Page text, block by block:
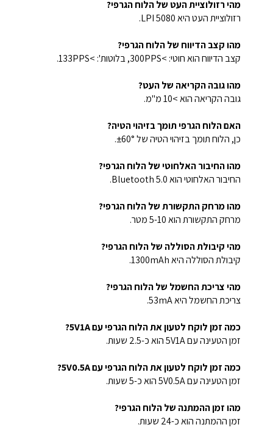
מהי רזולוציית העט של הלוח הגרפי?
רזולוציית העט היא 5080 LPI.
מהו קצב הדיווח של הלוח הגרפי?
קצב הדיווח הוא חוטי: >300PPS, בלוטות': >133PPS.
מהו גובה הקריאה של העט?
גובה הקריאה הוא >10 מ"מ.
האם הלוח הגרפי תומך בזיהוי הטיה?
כן, הלוח תומך בזיהוי הטיה של ±60°.
מהו החיבור האלחוטי של הלוח הגרפי?
החיבור האלחוטי הוא Bluetooth 5.0.
מהו מרחק התקשורת של הלוח הגרפי?
מרחק התקשורת הוא 5-10 מטר.
מהי קיבולת הסוללה של הלוח הגרפי?
קיבולת הסוללה היא 1300mAh.
מהי צריכת החשמל של הלוח הגרפי?
צריכת החשמל היא 53mA.
כמה זמן לוקח לטעון את הלוח הגרפי עם 5V1A?
זמן הטעינה עם 5V1A הוא כ-2.5 שעות.
כמה זמן לוקח לטעון את הלוח הגרפי עם 5V0.5A?
זמן הטעינה עם 5V0.5A הוא כ-5 שעות.
מהו זמן ההמתנה של הלוח הגרפי?
זמן ההמתנה הוא כ-24 שעות.